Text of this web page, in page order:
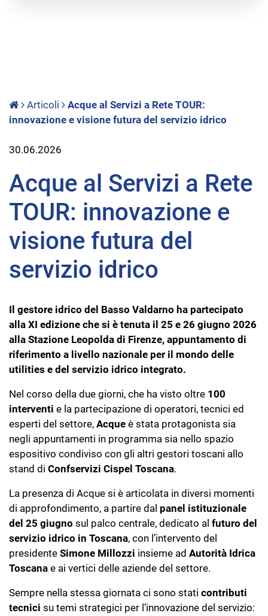
Articoli
Acque al Servizi a Rete TOUR:
innovazione e visione futura del servizio idrico
30.06.2026
Acque al Servizi a Rete
TOUR: innovazione e
visione futura del
servizio idrico
Il gestore idrico del Basso Valdarno ha partecipato
alla XI edizione che si è tenuta il 25 e 26 giugno 2026
alla Stazione Leopolda di Firenze, appuntamento di
riferimento a livello nazionale per il mondo delle
utilities e del servizio idrico integrato.
Nel corso della due giorni, che ha visto oltre 100
interventi e la partecipazione di operatori, tecnici ed
esperti del settore, Acque è stata protagonista sia
negli appuntamenti in programma sia nello spazio
espositivo condiviso con gli altri gestori toscani allo
stand di Confservizi Cispel Toscana.
La presenza di Acque si è articolata in diversi momenti
di approfondimento, a partire dal panel istituzionale
del 25 giugno sul palco centrale, dedicato al futuro del
servizio idrico in Toscana, con l’intervento del
presidente Simone Millozzi insieme ad Autorità Idrica
Toscana e ai vertici delle aziende del settore.
Sempre nella stessa giornata ci sono stati contributi
tecnici su temi strategici per l’innovazione del servizio: